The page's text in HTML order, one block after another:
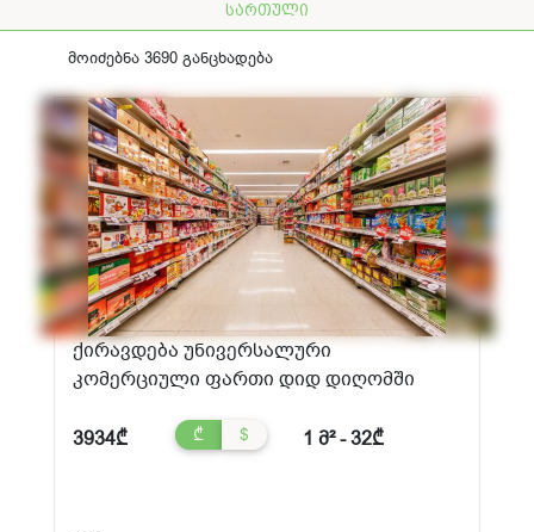
სართული
მოიძებნა 3690 განცხადება
ქირავდება უნივერსალური
კომერციული ფართი დიდ დიღომში
3934₾ ₾ $ 1 მ² - 32₾